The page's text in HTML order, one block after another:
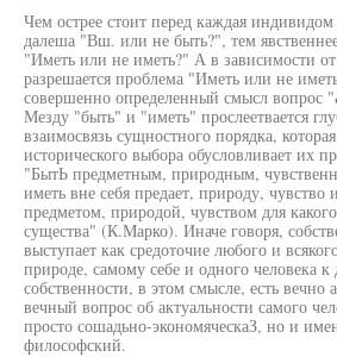
Чем острее стоит перед каждая
далеша "Вш. или не быть?", тем
"Иметь или не иметь?" А в зависимости от
разрешается проблема "Иметь или не
совершенно определенный смысл вопрос
Мезду "быть" и "иметь" прослеетвается
взаимосвязь сущностного порядка,
исторического выбора обусловливает их
"БытЬ предметным, природным,
иметь вне себя предает, природу, чувство
предметом, природой, чувством для
существа" (К.Марко). Иначе говоря,
выступает как средоточие любого и
природе, самому себе и одного человека
собственности, в этом смысле, есть вечно
вечный вопрос об актуальности самого
просто сошадьно-экономяческаЗ, но и
философский.